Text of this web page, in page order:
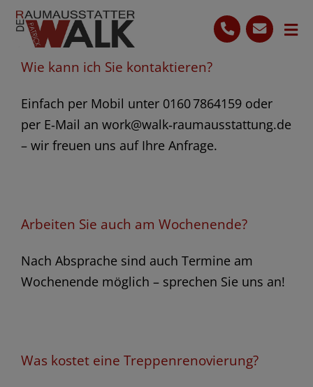
Skip
content
Start
Leistungen
Ihre Vorteile
Wie kann ich Sie kontaktieren?
Einfach per Mobil unter 0160 7864159 oder
per E‑Mail an work@walk‑raumausstattung.de
– wir freuen uns auf Ihre Anfrage.
Arbeiten Sie auch am Wochenende?
Nach Absprache sind auch Termine am
Wochenende möglich – sprechen Sie uns an!
Was kostet eine Treppenrenovierung?